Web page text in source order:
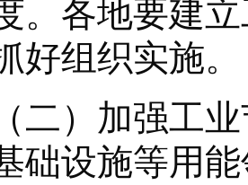
。各地要建
好组织实施。
）加强工业
础设施等用